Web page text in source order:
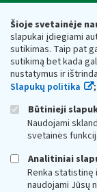
Šioje svetainėje
slapukai įdiegiami
sutikimas. Taip pat
sutikimą bet kada
nustatymus ir
Slapukų politika
;
Būtinieji
Naudojami
svetainės
Analitiniai
Renka statistinę
naudojami Jūsų
Respublikos
Biudžetinė įstaiga.
adresas: Vasario
vmi@vmi.lt, E.
Duomenys apie
Respublikos